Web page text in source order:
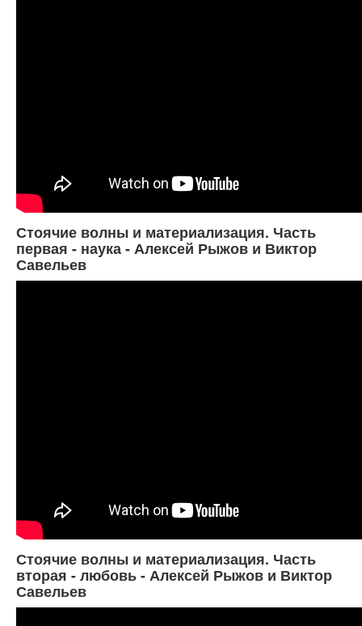
Стоячие волны и материализация. Часть
первая - наука - Алексей Рыжов и Виктор
Савельев
Стоячие волны и материализация. Часть
вторая - любовь - Алексей Рыжов и Виктор
Савельев